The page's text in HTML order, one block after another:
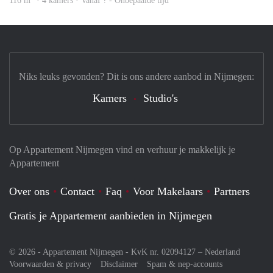
Op Appartement Nijmegen vind en verhuur je makkelijk je
Appartement
Over ons Contact Faq Voor Makelaars
Partners
Gratis je Appartement aanbieden in Nijmegen
© 2026 - Appartement Nijmegen - KvK nr. 02094127 – Nederland
Voorwaarden & privacy
Disclaimer
Spam & nep-accounts
Niks leuks gevonden? Dit is ons andere aanbod in Nijmegen:
Kamers Studio's